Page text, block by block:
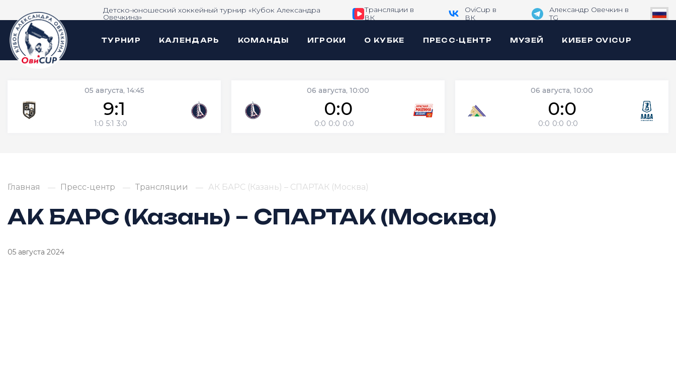
Детско-юношеский хоккейный турнир «Кубок Александра
Овечкина»
Трансляции в
ВК
OviCup в
ВК
Александр Овечкин в
TG
ТУРНИР КАЛЕНДАРЬ КОМАНДЫ ИГРОКИ О КУБКЕ ПРЕСС-ЦЕНТР МУЗЕЙ КИБЕР OVICUP
05 августа, 14:45
9:1
1:0 5:1 3:0
06 августа, 10:00
0:0
0:0 0:0 0:0
06 августа, 10:00
0:0
0:0 0:0 0:0
Главная Пресс-центр Трансляции АК БАРС (Казань) – СПАРТАК (Москва)
АК БАРС (Казань) – СПАРТАК (Москва)
05 августа 2024